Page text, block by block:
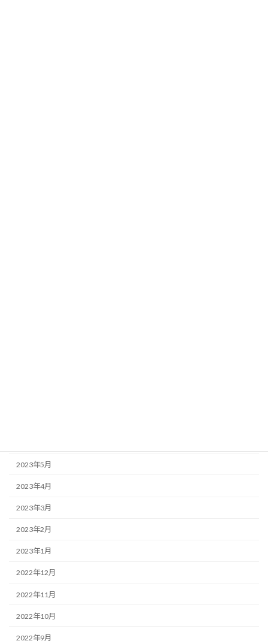
2023年5月
2023年4月
2023年3月
2023年2月
2023年1月
2022年12月
2022年11月
2022年10月
2022年9月